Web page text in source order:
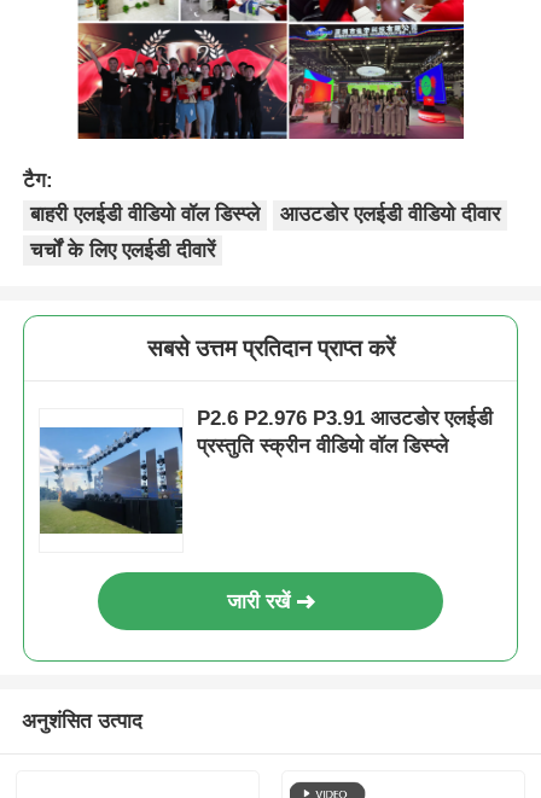
टैग:
बाहरी एलईडी वीडियो वॉल डिस्प्ले
आउटडोर एलईडी वीडियो दीवार
चर्चों के लिए एलईडी दीवारें
सबसे उत्तम प्रतिदान प्राप्त करें
P2.6 P2.976 P3.91 आउटडोर एलईडी
प्रस्तुति स्क्रीन वीडियो वॉल डिस्प्ले
जारी रखें
अनुशंसित उत्पाद